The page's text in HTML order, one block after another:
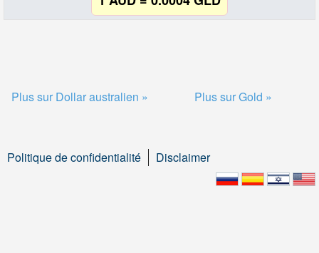
Plus sur Dollar australien » Plus sur Gold »
Politique de confidentialité Disclaimer